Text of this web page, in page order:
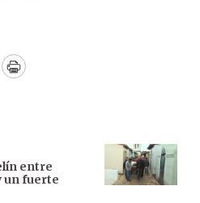
Print
entre
un fuerte